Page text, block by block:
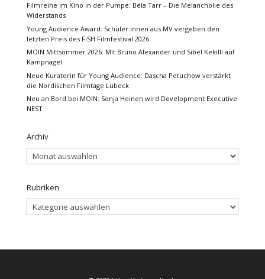
Filmreihe im Kino in der Pumpe: Béla Tarr – Die Melancholie des
Widerstands
Young Audience Award: Schüler:innen aus MV vergeben den
letzten Preis des FiSH Filmfestival 2026
MOIN Mittsommer 2026: Mit Bruno Alexander und Sibel Kekilli auf
Kampnagel
Neue Kuratorin für Young Audience: Dascha Petuchow verstärkt
die Nordischen Filmtage Lübeck
Neu an Bord bei MOIN: Sonja Heinen wird Development Executive
NEST
Archiv
Archiv
Rubriken
Rubriken